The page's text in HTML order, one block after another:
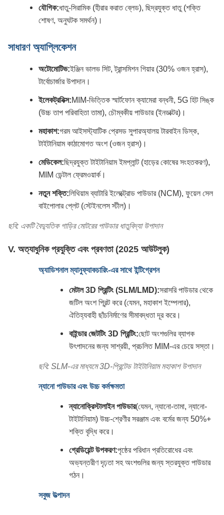
যৌগিক:ধাতু-সিরামিক (হীরার করাত ব্লেড), ছিদ্রযুক্ত ধাতু (শক্তি
শোষণ, অনুঘটক সমর্থন)।
সাধারণ অ্যাপ্লিকেশন
অটোমোটিভ:ইঞ্জিন ভালভ সিট, ট্রান্সমিশন গিয়ার (30% ওজন হ্রাস),
টার্বোচার্জার উপাদান।
ইলেকট্রনিক্স:MIM-ভিত্তিক স্মার্টফোন ক্যামেরা বন্ধনী, 5G হিট সিঙ্ক
(উচ্চ তাপ পরিবাহিতা তামা), চৌম্বকীয় পাউডার (ইনডাক্টর)।
মহাকাশ:গরম আইসস্ট্যাটিক প্রেসড সুপারঅ্যালয় টারবাইন ডিস্ক,
টাইটানিয়াম কাঠামোগত অংশ (ওজন হ্রাস)।
মেডিকেল:ছিদ্রযুক্ত টাইটানিয়াম ইমপ্লান্ট (হাড়ের কোষের সংহতকরণ),
MIM ডেন্টাল ফ্রেমওয়ার্ক।
নতুন শক্তি:লিথিয়াম ব্যাটারি ইলেক্ট্রোড পাউডার (NCM), ফুয়েল সেল
বাইপোলার প্লেট (স্টেইনলেস স্টীল)।
ছবি: একটি বৈদ্যুতিক গাড়ির মোটরের পাউডার ধাতুবিদ্যা উপাদান
V. অত্যাধুনিক প্রযুক্তি এবং প্রবণতা (2025 আউটলুক)
অ্যাডিশনাল ম্যানুফ্যাকচারিং-এর সাথে ইন্টিগ্রেশন
মেটাল 3D প্রিন্টিং (SLM/LMD):সরাসরি পাউডার থেকে
জটিল অংশ প্রিন্ট করে (যেমন, মহাকাশ ইম্পেলার),
ঐতিহ্যবাহী ছাঁচনির্মাণের সীমাবদ্ধতা দূর করে।
বাইন্ডার জেটটিং 3D প্রিন্টিং:ছোট অংশগুলির ব্যাপক
উৎপাদনের জন্য সাশ্রয়ী, প্রচলিত MIM-এর চেয়ে সস্তা।
ছবি: SLM-এর মাধ্যমে 3D-প্রিন্টেড টাইটানিয়াম মহাকাশ উপাদান
ন্যানো পাউডার এবং উচ্চ কর্মক্ষমতা
ন্যানোক্রিস্টালাইন পাউডার(যেমন, ন্যানো-তামা, ন্যানো-
টাইটানিয়াম) উচ্চ-শ্রেণীর সরঞ্জাম এবং বর্মের জন্য 50%+
শক্তি বৃদ্ধি করে।
গ্রেডিয়েন্ট উপকরণ:পৃষ্ঠের পরিধান প্রতিরোধের এবং
অভ্যন্তরীণ দৃঢ়তা সহ অংশগুলির জন্য স্তরযুক্ত পাউডার
গঠন।
সবুজ উত্পাদন